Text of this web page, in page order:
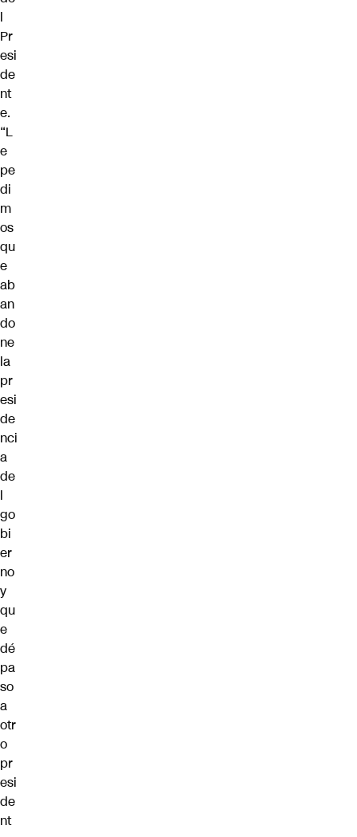
l
Pr
esi
de
nt
e.
“L
e
pe
di
m
os
qu
e
ab
an
do
ne
la
pr
esi
de
nci
a
de
l
go
bi
er
no
y
qu
e
dé
pa
so
a
otr
o
pr
esi
de
nt